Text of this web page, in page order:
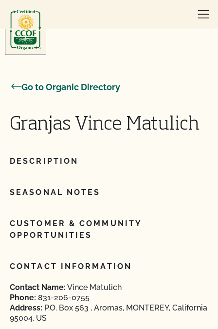
Go to Organic Directory
Granjas Vince Matulich
DESCRIPTION
SEASONAL NOTES
CUSTOMER & COMMUNITY
OPPORTUNITIES
CONTACT INFORMATION
Contact Name: Vince Matulich
Phone: 831-206-0755
Address: P.O. Box 563 , Aromas, MONTEREY, California
95004, US